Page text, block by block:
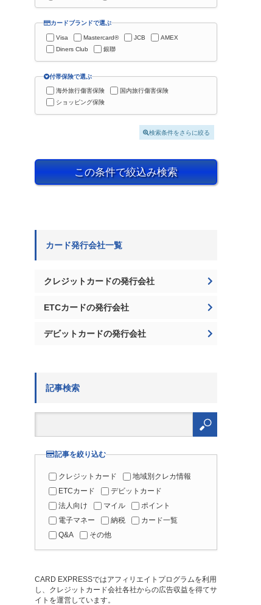
カードブランドで選ぶ
Visa Mastercard® JCB
AMEX
Diners Club
銀聯
付帯保険で選ぶ
海外旅行傷害保険
国内旅行傷害保険
ショッピング保険
検索条件をさらに絞る
この条件で絞込み検索
カード発行会社一覧
クレジットカードの発行会社
ETCカードの発行会社
デビットカードの発行会社
記事検索
検
記事を絞り込む
クレジットカード
地域別クレカ情報
ETCカード
デビットカード
法人向け
マイル
ポイント
電子マネー
納税
カード一覧
Q&A
その他
CARD EXPRESSではアフィリエイトプログラムを利用
し、クレジットカード会社各社からの広告収益を得てサ
イトを運営しています。